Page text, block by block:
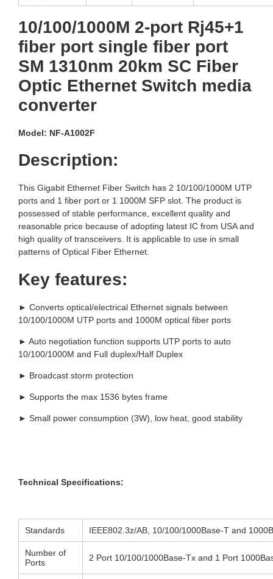
10/100/1000M 2-port Rj45+1
fiber port single fiber port
SM 1310nm 20km SC Fiber
Optic Ethernet Switch media
converter
Model: NF-A1002F
Description:
This Gigabit Ethernet Fiber Switch has 2 10/100/1000M UTP
ports and 1 fiber port or 1 1000M SFP slot. The product is
possessed of stable performance, excellent quality and
reasonable price because of adopting latest IC from USA and
high quality of transceivers. It is applicable to use in small
patterns of Optical Fiber Ethernet.
Key features:
► Converts optical/electrical Ethernet signals between
10/100/1000M UTP ports and 1000M optical fiber ports
► Auto negotiation function supports UTP ports to auto
10/100/1000M and Full duplex/Half Duplex
► Broadcast storm protection
► Supports the max 1536 bytes frame
► Small power consumption (3W), low heat, good stability
Technical Specifications:
Standards IEEE802.3z/AB, 10/100/1000Base-T and
Number of
Ports
2 Port 10/100/1000Base-Tx and 1 Port